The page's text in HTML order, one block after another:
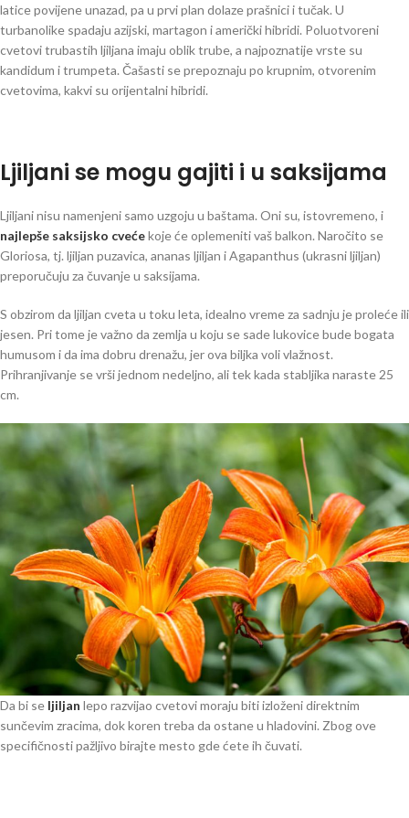
latice povijene unazad, pa u prvi plan dolaze prašnici i tučak. U
turbanolike spadaju azijski, martagon i američki hibridi. Poluotvoreni
cvetovi trubastih ljiljana imaju oblik trube, a najpoznatije vrste su
kandidum i trumpeta. Čašasti se prepoznaju po krupnim, otvorenim
cvetovima, kakvi su orijentalni hibridi.
Ljiljani se mogu gajiti i u saksijama
Ljiljani nisu namenjeni samo uzgoju u baštama. Oni su, istovremeno, i
najlepše saksijsko cvećekoje će oplemeniti vaš balkon. Naročito se
Gloriosa, tj. ljiljan puzavica, ananas ljiljan i Agapanthus (ukrasni ljiljan)
preporučuju za čuvanje u saksijama.
S obzirom da ljiljan cveta u toku leta, idealno vreme za sadnju je proleće ili
jesen. Pri tome je važno da zemlja u koju se sade lukovice bude bogata
humusom i da ima dobru drenažu, jer ova biljka voli vlažnost.
Prihranjivanje se vrši jednom nedeljno, ali tek kada stabljika naraste 25
cm.
Da bi se ljiljan lepo razvijao cvetovi moraju biti izloženi direktnim
sunčevim zracima, dok koren treba da ostane u hladovini. Zbog ove
specifičnosti pažljivo birajte mesto gde ćete ih čuvati.